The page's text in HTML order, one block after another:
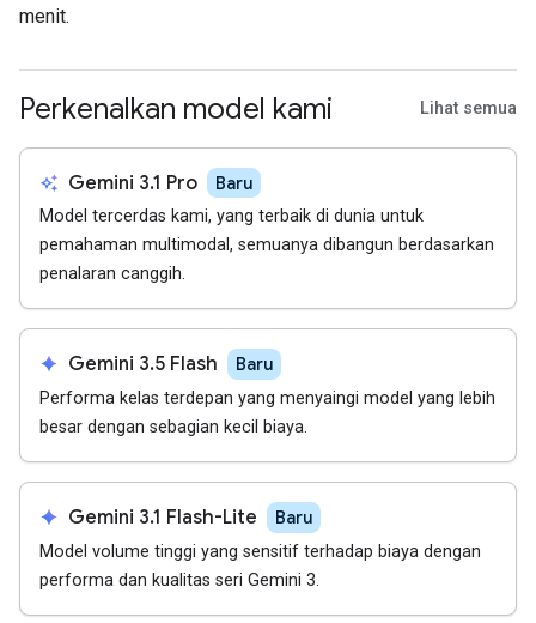
menit.
Perkenalkan model kami Lihat semua
auto_awesome Gemini 3.1 Pro Baru
Model tercerdas kami, yang terbaik di dunia untuk
pemahaman multimodal, semuanya dibangun berdasarkan
penalaran canggih.
spark Gemini 3.5 Flash Baru
Performa kelas terdepan yang menyaingi model yang lebih
besar dengan sebagian kecil biaya.
spark Gemini 3.1 Flash-Lite Baru
Model volume tinggi yang sensitif terhadap biaya dengan
performa dan kualitas seri Gemini 3.